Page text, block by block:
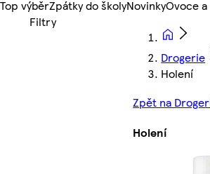
Top výběrZpátky do školyNovinkyOvoce
Drogerie
Holení
Zpět na
Holení